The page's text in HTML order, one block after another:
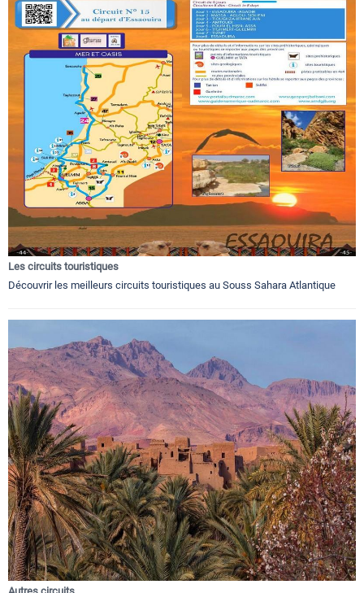
Les circuits touristiques
Découvrir les meilleurs circuits touristiques au Souss Sahara Atlantique